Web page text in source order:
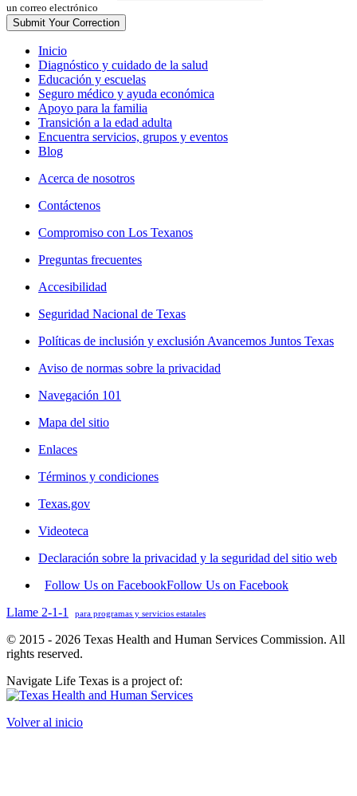
un correo electrónico
Inicio
Diagnóstico y cuidado de la salud
Educación y escuelas
Seguro médico y ayuda económica
Apoyo para la familia
Transición a la edad adulta
Encuentra servicios, grupos y eventos
Blog
Acerca de nosotros
Contáctenos
Compromiso con Los Texanos
Preguntas frecuentes
Accesibilidad
Seguridad Nacional de Texas
Políticas de inclusión y exclusión Avancemos Juntos Texas
Aviso de normas sobre la privacidad
Navegación 101
Mapa del sitio
Enlaces
Términos y condiciones
Texas.gov
Videoteca
Declaración sobre la privacidad y la seguridad del sitio web
Follow Us on FacebookFollow Us on Facebook
Llame 2-1-1
para programas y servicios estatales
© 2015 - 2026 Texas Health and Human Services Commission. All
rights reserved.
Navigate Life Texas is a project of:
Volver al inicio